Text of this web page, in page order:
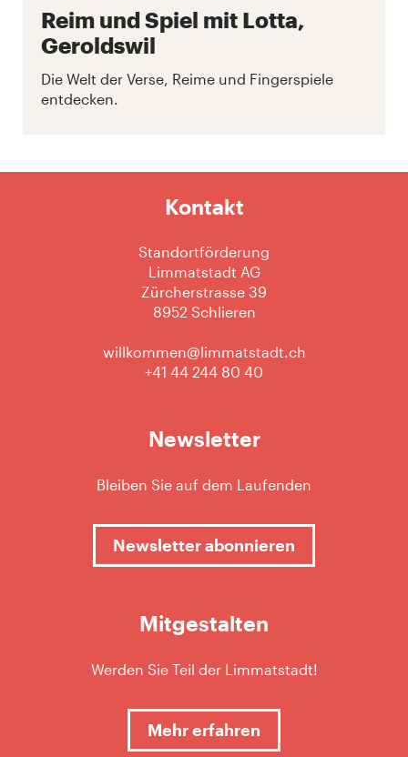
Reim und Spiel mit Lotta,
Geroldswil
Die Welt der Verse, Reime und Fingerspiele
entdecken.
Kontakt
Standortförderung
Limmatstadt AG
Zürcherstrasse 39
8952 Schlieren
willkommen@limmatstadt.ch
+41 44 244 80 40
Newsletter
Bleiben Sie auf dem Laufenden
Newsletter abonnieren
Mitgestalten
Werden Sie Teil der Limmatstadt!
Mehr erfahren